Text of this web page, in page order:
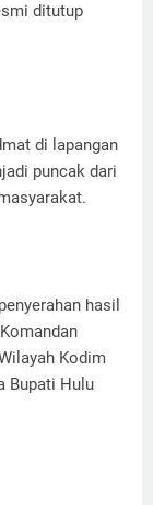
ditutup
di lapangan
puncak dari
hasil
Kodim
Bupati Hulu